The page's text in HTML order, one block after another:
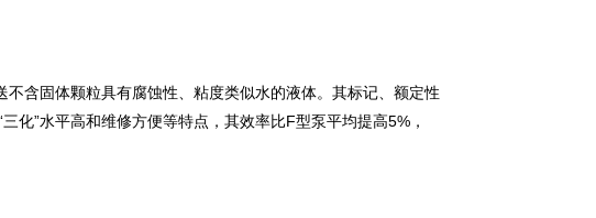
含固体颗粒具有腐蚀性、粘度类似水的液体。其标记、额定性
化”水平高和维修方便等特点，其效率比F型泵平均提高5%，